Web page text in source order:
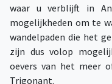
waar u verblijft in
mogelijkheden om te
wandelpaden die het
zijn dus volop
oevers van het meer
Trigonant.